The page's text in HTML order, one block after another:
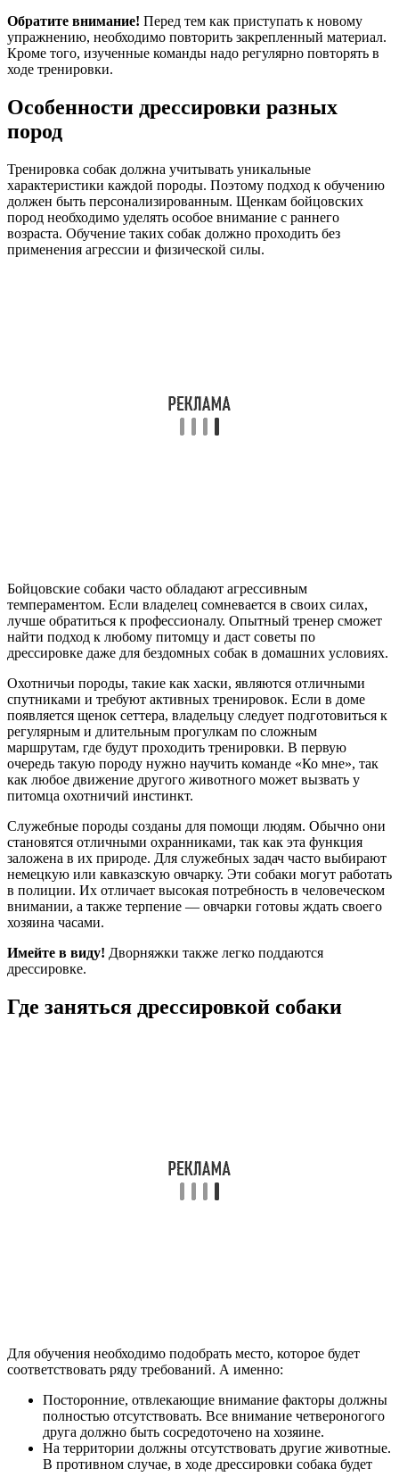
Обратите внимание! Перед тем как приступать к новому
упражнению, необходимо повторить закрепленный материал.
Кроме того, изученные команды надо регулярно повторять в
ходе тренировки.
Особенности дрессировки разных
пород
Тренировка собак должна учитывать уникальные
характеристики каждой породы. Поэтому подход к обучению
должен быть персонализированным. Щенкам бойцовских
пород необходимо уделять особое внимание с раннего
возраста. Обучение таких собак должно проходить без
применения агрессии и физической силы.
Бойцовские собаки часто обладают агрессивным
темпераментом. Если владелец сомневается в своих силах,
лучше обратиться к профессионалу. Опытный тренер сможет
найти подход к любому питомцу и даст советы по
дрессировке даже для бездомных собак в домашних условиях.
Охотничьи породы, такие как хаски, являются отличными
спутниками и требуют активных тренировок. Если в доме
появляется щенок сеттера, владельцу следует подготовиться к
регулярным и длительным прогулкам по сложным
маршрутам, где будут проходить тренировки. В первую
очередь такую породу нужно научить команде «Ко мне», так
как любое движение другого животного может вызвать у
питомца охотничий инстинкт.
Служебные породы созданы для помощи людям. Обычно они
становятся отличными охранниками, так как эта функция
заложена в их природе. Для служебных задач часто выбирают
немецкую или кавказскую овчарку. Эти собаки могут работать
в полиции. Их отличает высокая потребность в человеческом
внимании, а также терпение — овчарки готовы ждать своего
хозяина часами.
Имейте в виду! Дворняжки также легко поддаются
дрессировке.
Где заняться дрессировкой собаки
Для обучения необходимо подобрать место, которое будет
соответствовать ряду требований. А именно:
Посторонние, отвлекающие внимание факторы должны
полностью отсутствовать. Все внимание четвероногого
друга должно быть сосредоточено на хозяине.
На территории должны отсутствовать другие животные.
В противном случае, в ходе дрессировки собака будет